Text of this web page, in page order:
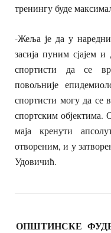
тренингу буде
-Жеља је да у
засија пуним сјајем
спортисти да се
повољније
спортисти могу да се
спортским објектима.
маја кренути
отвореним, и у
Удовичић.
ОПШТИНСКЕ